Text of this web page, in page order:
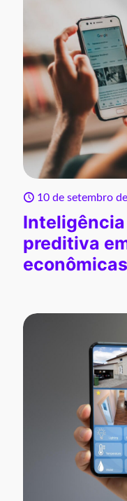
10 de setembro
preditiva
econômicas